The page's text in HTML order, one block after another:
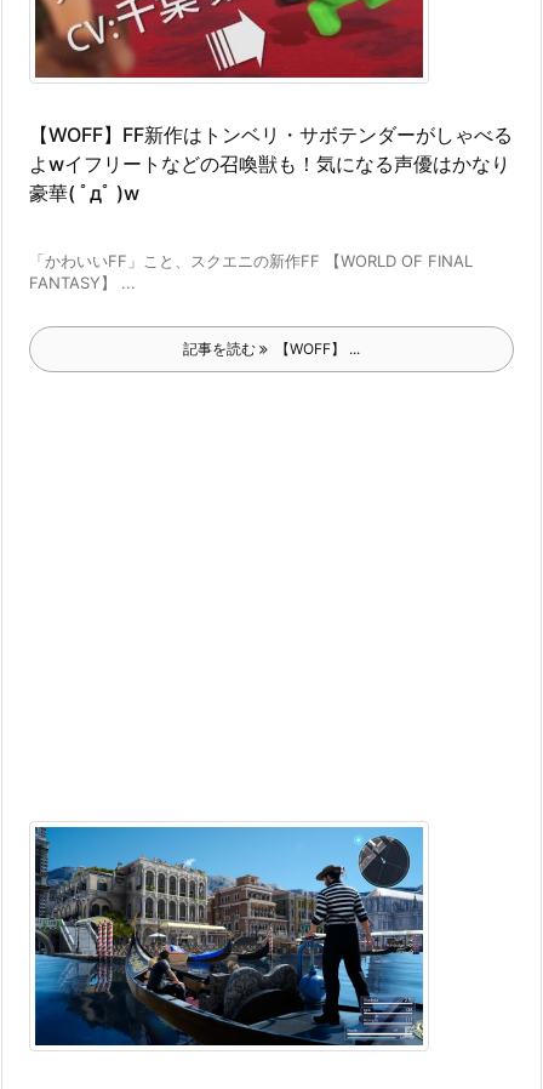
【WOFF】FF新作はトンベリ・サボテンダーがしゃべる
よwイフリートなどの召喚獣も！気になる声優はかなり
豪華( ﾟдﾟ )w
「かわいいFF」こと、スクエニの新作FF 【WORLD OF FINAL
FANTASY】 ...
記事を読む 【WOFF】 ...